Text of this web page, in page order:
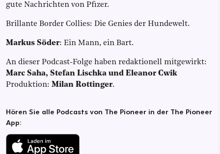
gute Nachrichten von Pfizer.
Brillante Border Collies: Die Genies der Hundewelt.
Markus Söder: Ein Mann, ein Bart.
An dieser Podcast-Folge haben redaktionell mitgewirkt:
Marc Saha, Stefan Lischka und Eleanor Cwik
Produktion: Milan Rottinger.
Hören Sie alle Podcasts von The Pioneer in der The Pioneer
App: